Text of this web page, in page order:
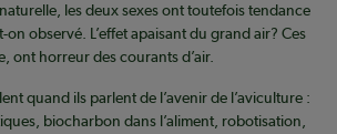
les deux sexes ont toutefois tendance
on observé. L’effet apaisant du grand air? Ces
ont horreur des courants d’air.
quand ils parlent de l’avenir de l’aviculture :
biocharbon dans l’aliment, robotisation,